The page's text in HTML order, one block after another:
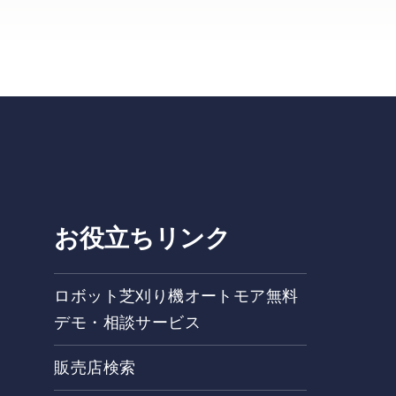
お役立ちリンク
ロボット芝刈り機オートモア無料
デモ・相談サービス
販売店検索